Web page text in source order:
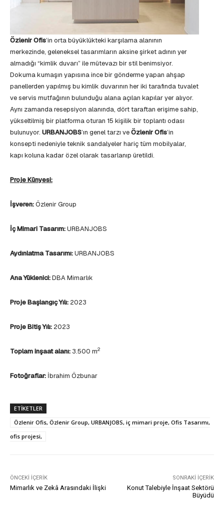
Özlenir Ofis’in orta büyüklükteki karşılama alanının
merkezinde, geleneksel tasarımların aksine şirket adının yer
almadığı “kimlik duvarı” ile mütevazı bir stil benimsiyor.
Dokuma kumaşın yapısına ince bir gönderme yapan ahşap
panellerden yapılmış bu kimlik duvarının her iki tarafında tuvalet
ve servis mutfağının bulunduğu alana açılan kapılar yer alıyor.
Aynı zamanda resepsiyon alanında, dört taraftan erişime sahip,
yükseltilmiş bir platforma oturan 15 kişilik bir toplantı odası
bulunuyor. URBANJOBS’ın genel tarzı veÖzlenir Ofis’in
konsepti nedeniyle teknik sandalyeler hariç tüm mobilyalar,
kapı koluna kadar özel olarak tasarlanıp üretildi.
Proje Künyesi:
İşveren:Özlenir Group
İç Mimari Tasarım:URBANJOBS
Aydınlatma Tasarımı:URBANJOBS
Ana Yüklenici:DBA Mimarlık
Proje Başlangıç Yılı: 2023
Proje Bitiş Yılı: 2023
Toplam inşaat alanı: 3.500 m2
Fotoğraflar: İbrahim Özbunar
ETIKETLER
Özlenir Ofis, Özlenir Group, URBANJOBS, iç mimari proje, Ofis Tasarımı,
ofis projesi,
ÖNCEKI İÇERIK
Mimarlık ve Zekâ Arasındaki İlişki
SONRAKI İÇERIK
Konut Talebiyle İnşaat Sektörü
Büyüdü